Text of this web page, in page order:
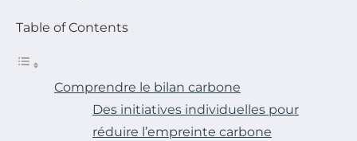
Table of Contents
Comprendre le bilan carbone
Des initiatives individuelles pour
réduire l’empreinte carbone